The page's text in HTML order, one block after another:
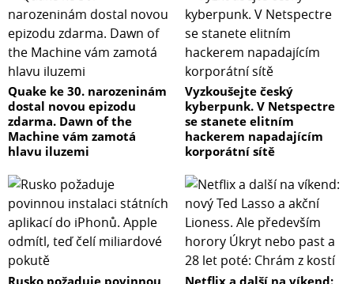
Quake ke 30. narozeninám
dostal novou epizodu
zdarma. Dawn of the
Machine vám zamotá
hlavu iluzemi
Vyzkoušejte český
kyberpunk. V Netspectre
se stanete elitním
hackerem napadajícím
korporátní sítě